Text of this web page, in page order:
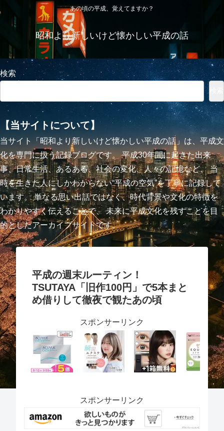
あの頃の平成、覚えてますか？
昭和より新しいけど懐かしい平成の話
検索
【当サイトについて】
当サイト「昭和より新しいけど懐かしい平成の話」は、平成文
化を専門に扱う記録ブログです。 平成30年間に起きた出来
事、日常生活、あるある、社会の変化、人々の記憶など、 当
時を生きた人にしかわからない“平成の空気”を丁寧に記録して
います。 単なる思い出話ではなく、時代背景や文化の特徴を
わかりやすく伝えることで、 未来に平成文化を残すことを目
的としたアーカイブサイトです。
平成の週末ルーティン！
TSUTAYA「旧作100円」で5本まと
め借りして徹夜で観たあの頃
スポンサーリンク
スポンサーリンク